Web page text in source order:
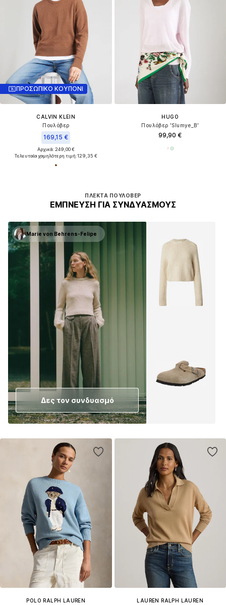
ΠΡΟΣΩΠΙΚΟ ΚΟΥΠΟΝΙ
CALVIN KLEIN
Πουλόβερ
169,15 €
Αρχικά: 249,00 €
Τελευταία χαμηλότερη τιμή:129,35 €
HUGO
Πουλόβερ 'Slumye_B'
99,90 €
ΠΛΕΚΤΆ ΠΟΥΛΌΒΕΡ
ΈΜΠΝΕΥΣΗ ΓΙΑ ΣΥΝΔΥΑΣΜΟΎΣ
Marie von Behrens-Felipe
Δες τον συνδυασμό
POLO RALPH LAUREN
LAUREN RALPH LAUREN